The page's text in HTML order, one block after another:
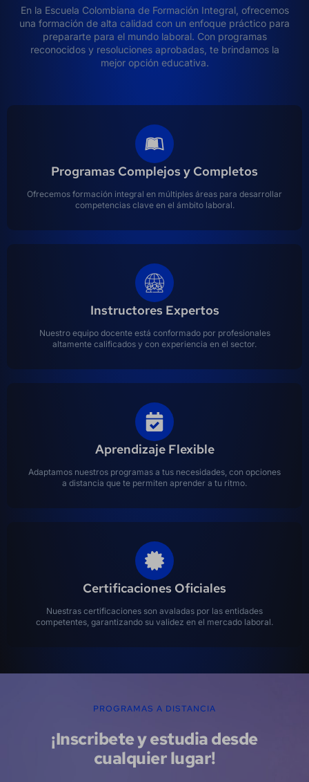
En la Escuela Colombiana de Formación Integral, ofrecemos
una formación de alta calidad con un enfoque práctico para
prepararte para el mundo laboral. Con programas
reconocidos y resoluciones aprobadas, te brindamos la
mejor opción educativa.
Programas Complejos y Completos
Ofrecemos formación integral en múltiples áreas para desarrollar
competencias clave en el ámbito laboral.
Instructores Expertos
Nuestro equipo docente está conformado por profesionales
altamente calificados y con experiencia en el sector.
Aprendizaje Flexible
Adaptamos nuestros programas a tus necesidades, con opciones
a distancia que te permiten aprender a tu ritmo.
Certificaciones Oficiales
Nuestras certificaciones son avaladas por las entidades
competentes, garantizando su validez en el mercado laboral.
PROGRAMAS A DISTANCIA
¡Inscribete y estudia desde
cualquier lugar!